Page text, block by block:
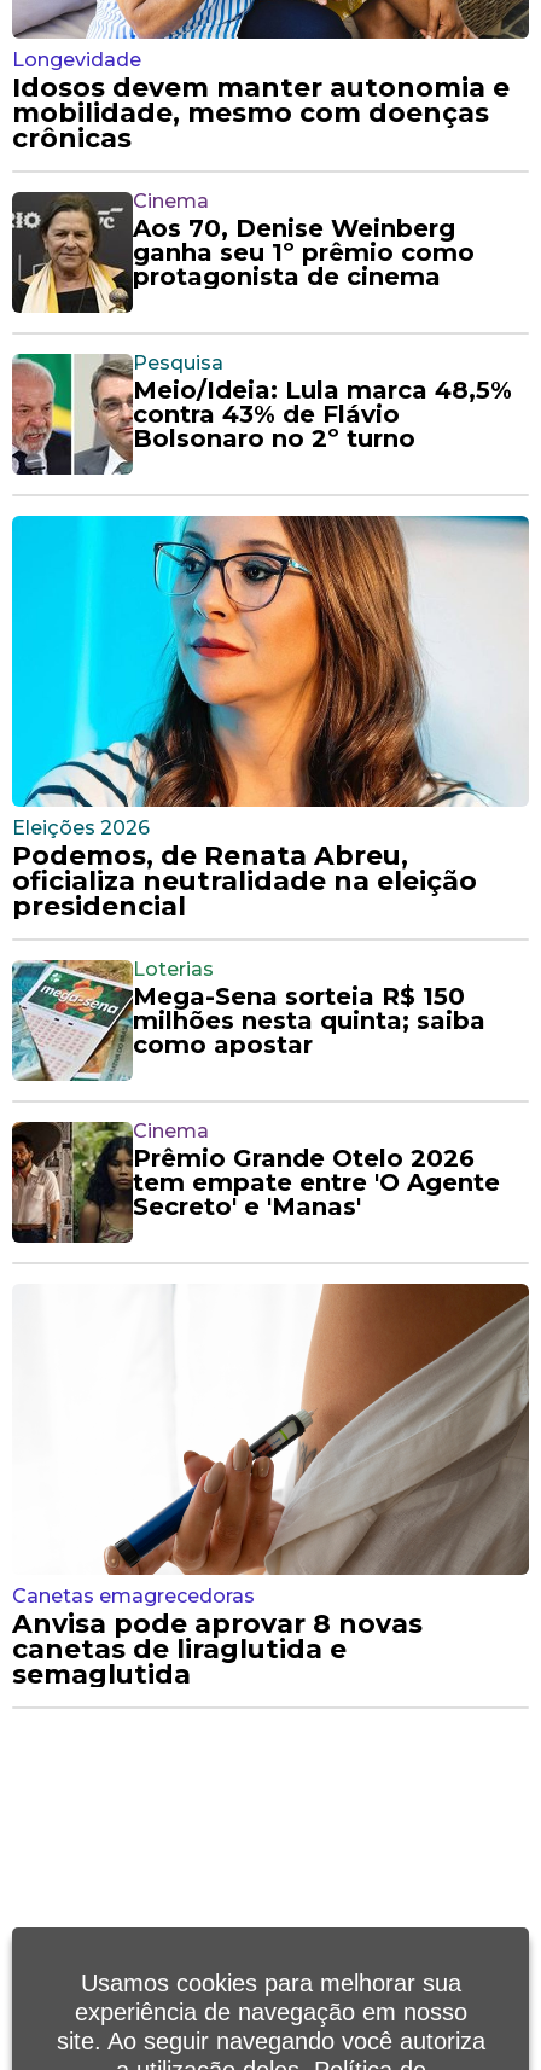
Longevidade
Idosos devem manter autonomia e
mobilidade, mesmo com doenças
crônicas
Cinema
Aos 70, Denise Weinberg
ganha seu 1º prêmio como
protagonista de cinema
Pesquisa
Meio/Ideia: Lula marca 48,5%
contra 43% de Flávio
Bolsonaro no 2º turno
Eleições 2026
Podemos, de Renata Abreu,
oficializa neutralidade na eleição
presidencial
Loterias
Mega-Sena sorteia R$ 150
milhões nesta quinta; saiba
como apostar
Cinema
Prêmio Grande Otelo 2026
tem empate entre 'O Agente
Secreto' e 'Manas'
Canetas emagrecedoras
Anvisa pode aprovar 8 novas
canetas de liraglutida e
semaglutida
Usamos cookies para melhorar sua
experiência de navegação em nosso
site. Ao seguir navegando você autoriza